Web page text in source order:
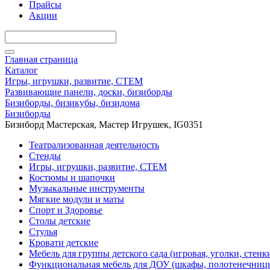
Прайсы
Акции
Главная страница
Каталог
Игры, игрушки, развитие, СТЕМ
Развивающие панели, доски, бизиборды
Бизиборды, бизикубы, бизидома
Бизиборды
Бизиборд Мастерская, Мастер Игрушек, IG0351
Театрализованная деятельность
Стенды
Игры, игрушки, развитие, СТЕМ
Костюмы и шапочки
Музыкальные инструменты
Мягкие модули и маты
Спорт и Здоровье
Столы детские
Стулья
Кровати детские
Мебель для группы детского сада (игровая, уголки,
Функциональная мебель для ДОУ (шкафы,